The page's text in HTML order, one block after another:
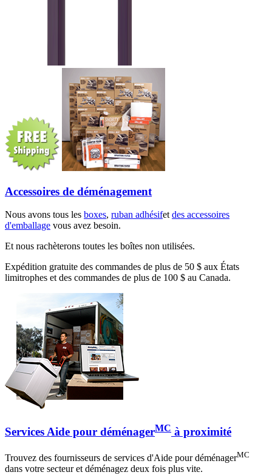
Accessoires de déménagement
Nous avons tous les boxes, ruban adhésifetdes accessoires
d'emballage vous avez besoin.
Et nous rachèterons toutes les boîtes non utilisées.
Expédition gratuite des commandes de plus de 50 $ aux États
limitrophes et des commandes de plus de 100 $ au Canada.
Services Aide pour déménagerMC à proximité
Trouvez des fournisseurs de services d'Aide pour déménagerMC
dans votre secteur et déménagez deux fois plus vite.